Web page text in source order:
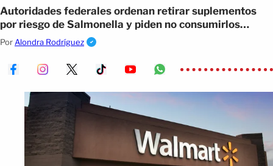
Autoridades federales ordenan retirar suplementos
por riesgo de Salmonella y piden no consumirlos
mientras continúa la investigación.
Por Alondra Rodríguez